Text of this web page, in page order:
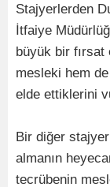
Stajyerlerden
İtfaiye
büyük bir fırsat
mesleki hem
elde ettiklerini
Bir diğer
almanın
tecrübenin